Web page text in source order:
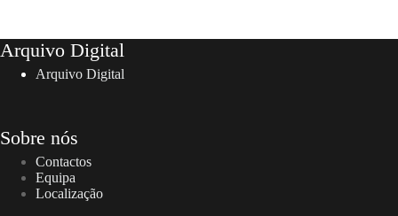
Arquivo Digital
Arquivo Digital
Sobre nós
Contactos
Equipa
Localização